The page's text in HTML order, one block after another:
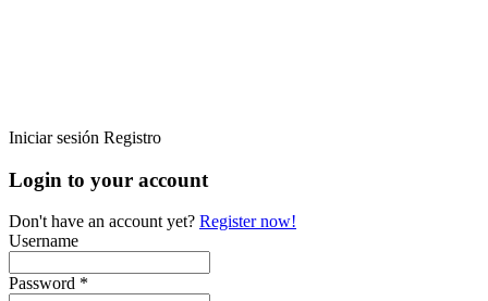
Iniciar sesión Registro
Login to your account
Don't have an account yet? Register now!
Username
Password *